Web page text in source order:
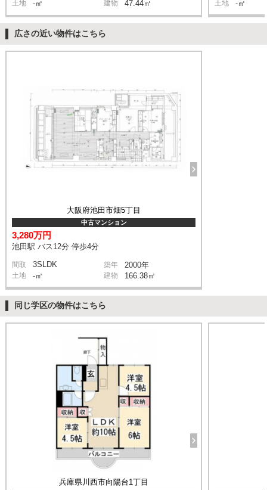
土地 -㎡ 建物 47.44㎡ 土地 -㎡
広さの近い物件はこちら
大阪府池田市畑5丁目
中古マンション
3,280万円
池田駅 バス12分 停歩4分
間取 3SLDK 築年 2000年
土地 -㎡ 建物 166.38㎡
同じ学区の物件はこちら
兵庫県川西市向陽台1丁目